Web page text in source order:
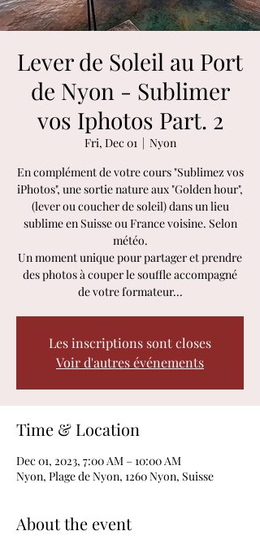
Lever de Soleil au Port
de Nyon - Sublimer
vos Iphotos Part. 2
Fri, Dec 01
  |
Nyon
En complément de votre cours "Sublimez vos
iPhotos", une sortie nature aux "Golden hour",
(lever ou coucher de soleil) dans un lieu
sublime en Suisse ou France voisine. Selon
météo.
Un moment unique pour partager et prendre
des photos à couper le souffle accompagné
de votre formateur...
Les inscriptions sont closes
Voir d'autres événements
Time & Location
Dec 01, 2023, 7:00 AM – 10:00 AM
Nyon, Plage de Nyon, 1260 Nyon, Suisse
About the event